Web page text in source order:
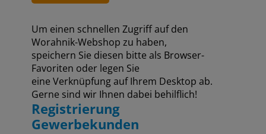
Um einen schnellen Zugriff auf den
Worahnik-Webshop zu haben,
speichern Sie diesen bitte als Browser-
Favoriten oder legen Sie
eine Verknüpfung auf Ihrem Desktop ab.
Gerne sind wir Ihnen dabei behilflich!
Registrierung
Gewerbekunden